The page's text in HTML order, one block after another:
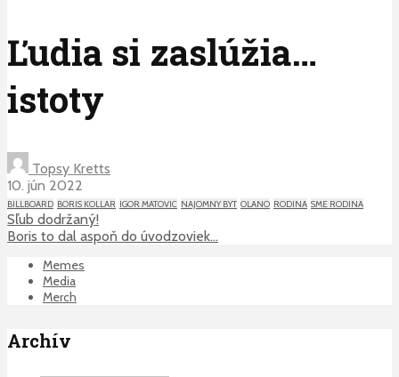
Ľudia si zaslúžia…
istoty
Topsy Kretts
10. jún 2022
BILLBOARD BORIS KOLLAR IGOR MATOVIC NAJOMNY BYT OLANO RODINA SME RODINA
Sľub dodržaný!
Boris to dal aspoň do úvodzoviek…
Memes
Media
Merch
Archív